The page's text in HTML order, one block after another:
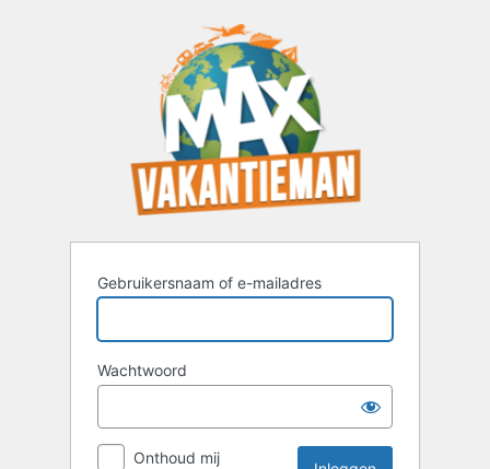
Gebruikersnaam of e-mailadres
Wachtwoord
Onthoud mij